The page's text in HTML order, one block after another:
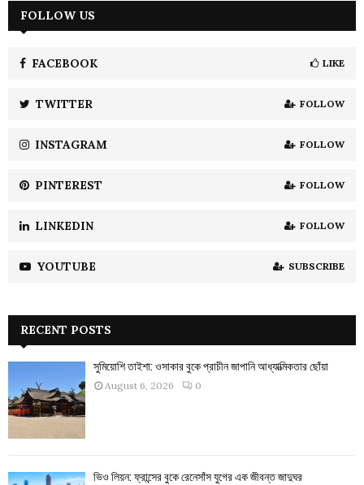
h
H
FOLLOW US
FACEBOOK LIKE
TWITTER FOLLOW
INSTAGRAM FOLLOW
PINTEREST FOLLOW
LINKEDIN FOLLOW
YOUTUBE SUBSCRIBE
RECENT POSTS
সুমিয়োশি তাইশা: ওসাকার বুকে প্রাচীন জাপানি আধ্যাত্মিকতার ছোঁয়া
August 6, 2026 0
ভিও লিয়ন: ফ্রান্সের বুকে রেনেসাঁস যুগের এক জীবন্ত জাদুঘর